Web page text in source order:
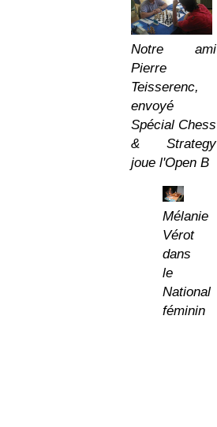
Notre ami
Pierre
Teisserenc,
envoyé
Spécial Chess
& Strategy
joue l'Open B
Mélanie
Vérot
dans
le
National
féminin